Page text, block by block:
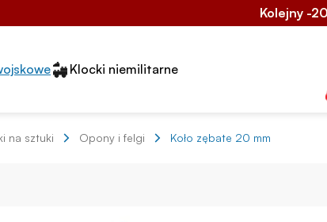
Kolejny -
Klocki niemilitarne
na sztuki Opony i felgi Koło zębate 20 mm